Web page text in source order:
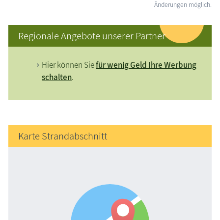
Änderungen möglich.
Regionale Angebote unserer Partner
Hier können Siefür wenig Geld Ihre Werbung
schalten.
Karte Strandabschnitt